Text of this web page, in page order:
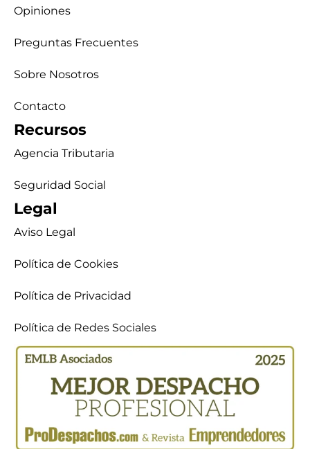
Opiniones
Preguntas Frecuentes
Sobre Nosotros
Contacto
Recursos
Agencia Tributaria
Seguridad Social
Legal
Aviso Legal
Política de Cookies
Política de Privacidad
Política de Redes Sociales